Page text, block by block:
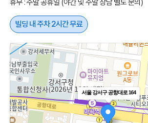
서울 강서구 공항대로 164
휴무 : 주말 공휴일 (야간 및 주말 상담 별도 문의)
빌딩 내 주차 2시간 무료